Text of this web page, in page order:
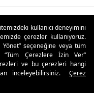
kullanıcı deneyimini
çerezler kullanıyoruz.
Yönet” seçeneğine veya tüm
“Tüm Çerezlere İzin Ver”
ve bu çerezleri hangi
inceleyebilirsiniz.
Çerez